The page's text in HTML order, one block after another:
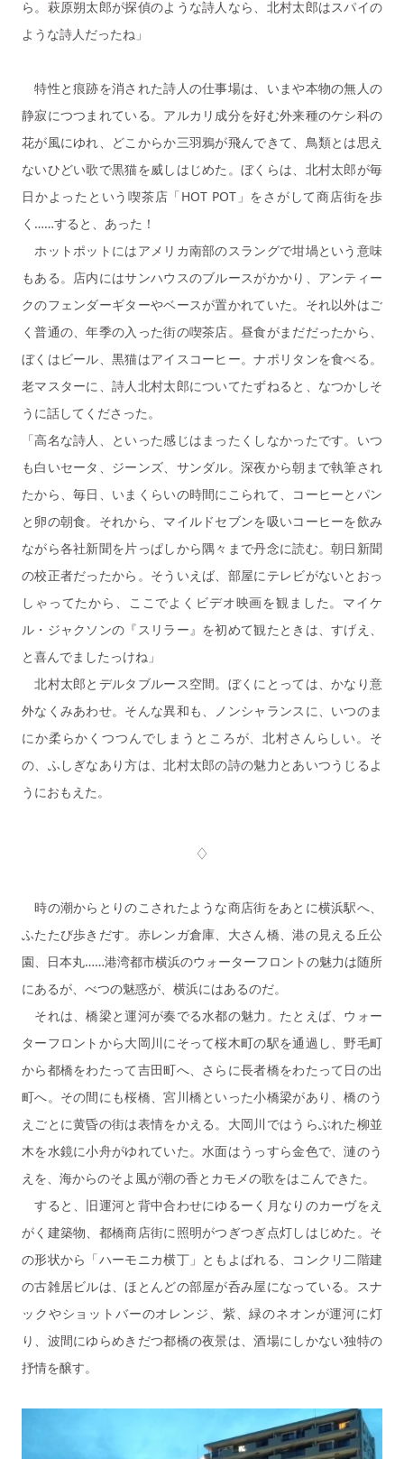
ら。萩原朔太郎が探偵のような詩人なら、北村太郎はスパイの
ような詩人だったね」
特性と痕跡を消された詩人の仕事場は、いまや本物の無人の
静寂につつまれている。アルカリ成分を好む外来種のケシ科の
花が風にゆれ、どこからか三羽鴉が飛んできて、鳥類とは思え
ないひどい歌で黒猫を威しはじめた。ぼくらは、北村太郎が毎
日かよったという喫茶店「HOT POT」をさがして商店街を歩
く……すると、あった！
ホットポットにはアメリカ南部のスラングで坩堝という意味
もある。店内にはサンハウスのブルースがかかり、アンティー
クのフェンダーギターやベースが置かれていた。それ以外はご
く普通の、年季の入った街の喫茶店。昼食がまだだったから、
ぼくはビール、黒猫はアイスコーヒー。ナポリタンを食べる。
老マスターに、詩人北村太郎についてたずねると、なつかしそ
うに話してくださった。
「高名な詩人、といった感じはまったくしなかったです。いつ
も白いセータ、ジーンズ、サンダル。深夜から朝まで執筆され
たから、毎日、いまくらいの時間にこられて、コーヒーとパン
と卵の朝食。それから、マイルドセブンを吸いコーヒーを飲み
ながら各社新聞を片っぱしから隅々まで丹念に読む。朝日新聞
の校正者だったから。そういえば、部屋にテレビがないとおっ
しゃってたから、ここでよくビデオ映画を観ました。マイケ
ル・ジャクソンの『スリラー』を初めて観たときは、すげえ、
と喜んでましたっけね」
北村太郎とデルタブルース空間。ぼくにとっては、かなり意
外なくみあわせ。そんな異和も、ノンシャランスに、いつのま
にか柔らかくつつんでしまうところが、北村さんらしい。そ
の、ふしぎなあり方は、北村太郎の詩の魅力とあいつうじるよ
うにおもえた。
♢
時の潮からとりのこされたような商店街をあとに横浜駅へ、
ふたたび歩きだす。赤レンガ倉庫、大さん橋、港の見える丘公
園、日本丸……港湾都市横浜のウォーターフロントの魅力は随所
にあるが、べつの魅惑が、横浜にはあるのだ。
それは、橋梁と運河が奏でる水都の魅力。たとえば、ウォー
ターフロントから大岡川にそって桜木町の駅を通過し、野毛町
から都橋をわたって吉田町へ、さらに長者橋をわたって日の出
町へ。その間にも桜橋、宮川橋といった小橋梁があり、橋のう
えごとに黄昏の街は表情をかえる。大岡川ではうらぶれた柳並
木を水鏡に小舟がゆれていた。水面はうっすら金色で、漣のう
えを、海からのそよ風が潮の香とカモメの歌をはこんできた。
すると、旧運河と背中合わせにゆるーく月なりのカーヴをえ
がく建築物、都橋商店街に照明がつぎつぎ点灯しはじめた。そ
の形状から「ハーモニカ横丁」ともよばれる、コンクリ二階建
の古雑居ビルは、ほとんどの部屋が呑み屋になっている。スナ
ックやショットバーのオレンジ、紫、緑のネオンが運河に灯
り、波間にゆらめきだつ都橋の夜景は、酒場にしかない独特の
抒情を醸す。